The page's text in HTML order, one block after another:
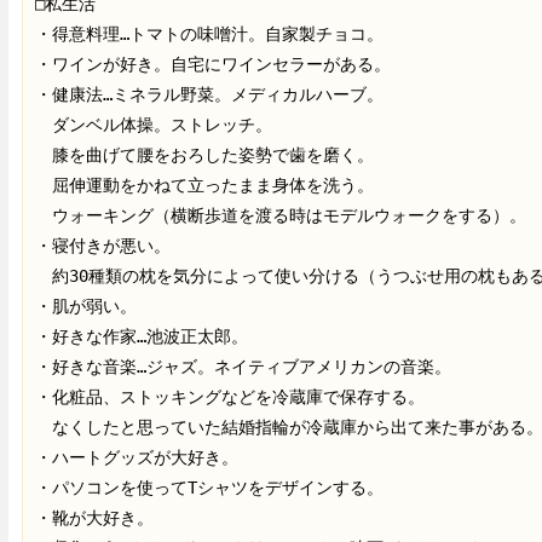
・得意料理…トマトの味噌汁。自家製チョコ。
・ワインが好き。自宅にワインセラーがある。
・健康法…ミネラル野菜。メディカルハーブ。
ダンベル体操。ストレッチ。
膝を曲げて腰をおろした姿勢で歯を磨く。
屈伸運動をかねて立ったまま身体を洗う。
ウォーキング（横断歩道を渡る時はモデルウォークをする）。
・寝付きが悪い。
約30種類の枕を気分によって使い分ける（うつぶせ用の枕もある
・肌が弱い。
・好きな作家…池波正太郎。
・好きな音楽…ジャズ。ネイティブアメリカンの音楽。
・化粧品、ストッキングなどを冷蔵庫で保存する。
なくしたと思っていた結婚指輪が冷蔵庫から出て来た事がある。
・ハートグッズが大好き。
・パソコンを使ってTシャツをデザインする。
・靴が大好き。